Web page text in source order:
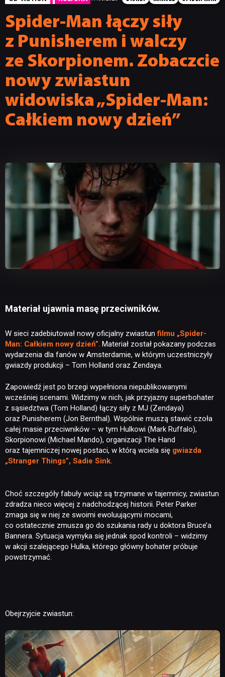
Spider-Man łączy siły
z Punisherem i walczy
ze Skorpionem. Zobaczcie
nowy zwiastun
widowiska „Spider-Man:
Całkiem nowy dzień”
Materiał ujawnia masę przeciwników.
W sieci zadebiutował nowy oficjalny zwiastunfilmu „Spider-
Man: Całkiem nowy dzień”. Materiał został pokazany podczas
wydarzenia dla fanów w Amsterdamie, w którym uczestniczyły
gwiazdy produkcji – Tom Holland oraz Zendaya.
Zapowiedź jest po brzegi wypełniona niepublikowanymi
wcześniej scenami. Widzimy w nich, jak przyjazny superbohater
z sąsiedztwa (Tom Holland) łączy siły z MJ (Zendaya)
oraz Punisherem (Jon Bernthal). Wspólnie muszą stawić czoła
całej masie przeciwników – w tym Hulkowi (Mark Ruffalo),
Skorpionowi (Michael Mando), organizacji The Hand
oraz tajemniczej nowej postaci, w którą wciela się gwiazda
„Stranger Things”, Sadie Sink.
Choć szczegóły fabuły wciąż są trzymane w tajemnicy, zwiastun
zdradza nieco więcej z nadchodzącej historii. Peter Parker
zmaga się w niej ze swoimi ewoluującymi mocami,
co ostatecznie zmusza go do szukania rady u doktora Bruce’a
Bannera. Sytuacja wymyka się jednak spod kontroli – widzimy
w akcji szalejącego Hulka, którego główny bohater próbuje
powstrzymać.
Obejrzyjcie zwiastun: